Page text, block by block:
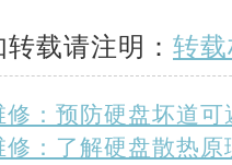
载请注明： 转
修：预防硬盘坏道
修：了解硬盘散热